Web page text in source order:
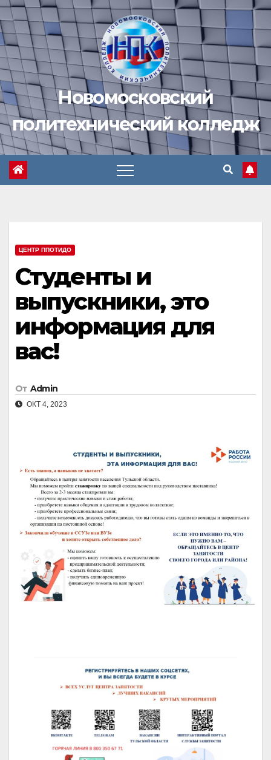
Перейти
к
содержимому
Новомосковский
политехнический колледж
ЦЕНТР ППОТИДО
Студенты и
выпускники, это
информация для
вас!
От Admin
ОКТ 4, 2023